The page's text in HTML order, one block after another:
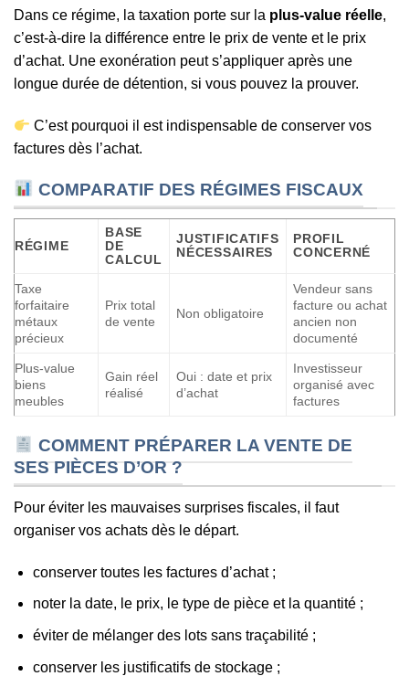
Dans ce régime, la taxation porte sur la plus-value réelle,
c’est-à-dire la différence entre le prix de vente et le prix
d’achat. Une exonération peut s’appliquer après une
longue durée de détention, si vous pouvez la prouver.
C’est pourquoi il est indispensable de conserver vos
factures dès l’achat.
COMPARATIF DES RÉGIMES FISCAUX
RÉGIME
BASE
DE
CALCUL
JUSTIFICATIFS
NÉCESSAIRES
PROFIL
CONCERNÉ
Taxe
forfaitaire
métaux
précieux
Prix total
de vente
Non obligatoire
Vendeur sans
facture ou achat
ancien non
documenté
Plus-value
biens
meubles
Gain réel
réalisé
Oui : date et prix
d’achat
Investisseur
organisé avec
factures
COMMENT PRÉPARER LA VENTE DE
SES PIÈCES D’OR ?
Pour éviter les mauvaises surprises fiscales, il faut
organiser vos achats dès le départ.
conserver toutes les factures d’achat ;
noter la date, le prix, le type de pièce et la quantité ;
éviter de mélanger des lots sans traçabilité ;
conserver les justificatifs de stockage ;